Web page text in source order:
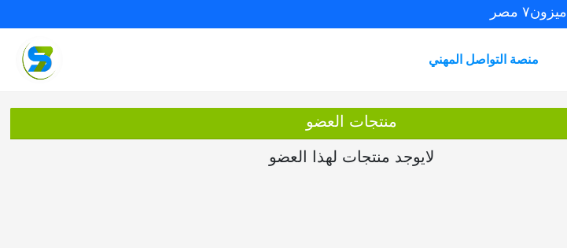
ميزون٧ مصر
منصة التواصل المهني
منتجات العضو
لايوجد منتجات لهذا العضو